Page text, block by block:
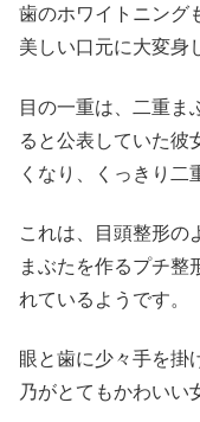
歯のホワイトニング
美しい口元に大変身
目の一重は、二重ま
ると公表していた彼
くなり、くっきり二
これは、目頭整形の
まぶたを作るプチ整
れているようです。
眼と歯に少々手を掛
乃がとてもかわいい